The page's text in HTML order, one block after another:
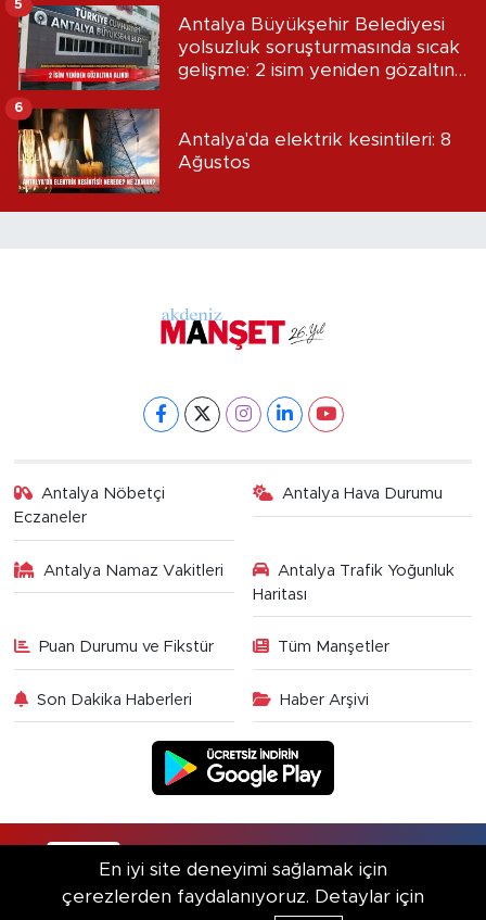
Antalya Büyükşehir Belediyesi
yolsuzluk soruşturmasında sıcak
gelişme: 2 isim yeniden gözaltına
5
Antalya'da elektrik kesintileri: 8
Ağustos
6
Antalya Nöbetçi
Eczaneler
Antalya Hava Durumu
Antalya Namaz Vakitleri
Antalya Trafik Yoğunluk
Haritası
Puan Durumu ve Fikstür Tüm Manşetler
Son Dakika Haberleri Haber Arşivi
En iyi site deneyimi sağlamak için
çerezlerden faydalanıyoruz. Detaylar için